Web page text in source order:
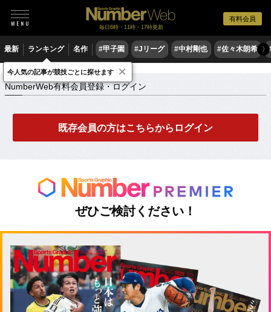
有料会員
毎日6時・11時・17時更新
最新 ランキング 名作 #甲子園 #Jリーグ #中村剛也 #佐々木朗希 〉
NumberWeb有料会員登録・ログイン
NumberWeb有料会員登録・ログイン
既存会員の方はこちらからログイン
ぜひご検討ください！
今人気の記事が競技ごとに探せます ×